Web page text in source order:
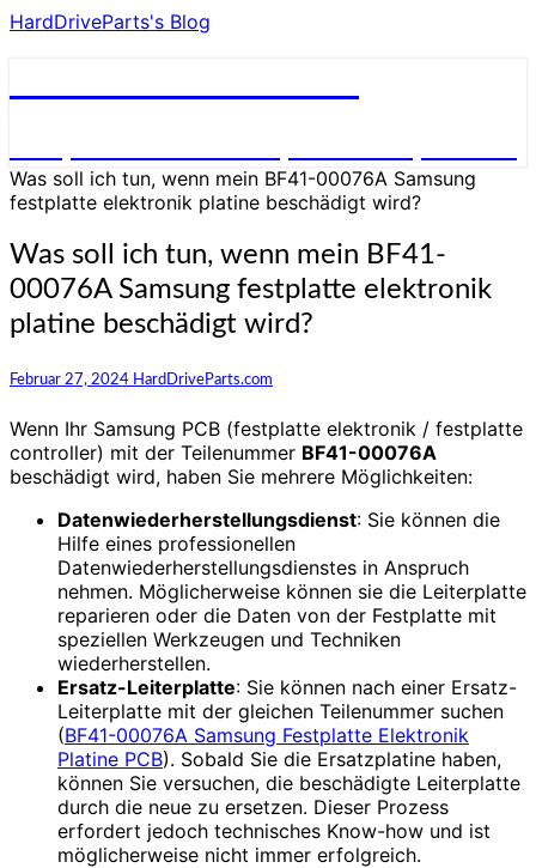
HardDriveParts's Blog
Was soll ich tun, wenn mein BF41-00076A Samsung
festplatte elektronik platine beschädigt wird?
Was soll ich tun, wenn mein BF41-
00076A Samsung festplatte elektronik
platine beschädigt wird?
Februar 27, 2024 HardDriveParts.com
Wenn Ihr Samsung PCB (festplatte elektronik / festplatte
controller) mit der Teilenummer BF41-00076A
beschädigt wird, haben Sie mehrere Möglichkeiten:
Datenwiederherstellungsdienst: Sie können die
Hilfe eines professionellen
Datenwiederherstellungsdienstes in Anspruch
nehmen. Möglicherweise können sie die Leiterplatte
reparieren oder die Daten von der Festplatte mit
speziellen Werkzeugen und Techniken
wiederherstellen.
Ersatz-Leiterplatte: Sie können nach einer Ersatz-
Leiterplatte mit der gleichen Teilenummer suchen
(BF41-00076A Samsung Festplatte Elektronik
Platine PCB). Sobald Sie die Ersatzplatine haben,
können Sie versuchen, die beschädigte Leiterplatte
durch die neue zu ersetzen. Dieser Prozess
erfordert jedoch technisches Know-how und ist
möglicherweise nicht immer erfolgreich.